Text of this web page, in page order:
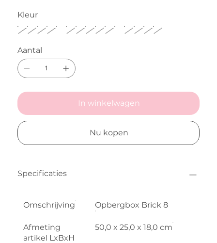
Kleur
Aantal
In winkelwagen
Nu kopen
Specificaties
Omschrijving Opbergbox Brick 8
Afmeting
artikel LxBxH
50,0 x 25,0 x 18,0 cm